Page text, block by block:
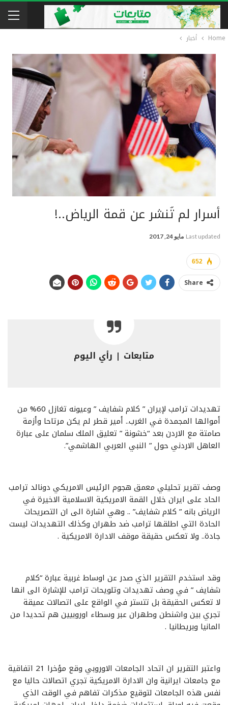
Home أخبار
أسرار لم تُنشر عن قمة الرياض..!
Last updated مايو 24, 2017
652
Share
متابعات | رأي اليوم
تهديدات ترامب لإيران ” كلام شفايف ” وعيونه تغازل 60% من
أموالها المجمدة في الغرب.. أمير قطر لم يكن مرتاحا وأزمة
صامتة مع الاردن بعد “خشونة ” تعليق الملك سلمان على عبارة
العاهل الاردني حول ” النبي العربي الهاشمي”.
وصف تقرير تحليلي معمق هجوم الرئيس الامريكي دونالد ترامب
الحاد على ايران خلال القمة الامريكية الاسلامية الاخيرة في
الرياض بانه ” كلام شفايف” .. وهي اشارة الى ان التصريحات
الحادة التي اطلقها ترامب ضد طهران وكذلك التهديدات ليست
جادة.. ولا تعكس حقيقة موقف الادارة الامريكية .
وقد استخدم التقرير الذي صدر عن اوساط غربية عبارة “كلام
شفايف ” في وصف تهديدات وتلويحات ترامب للإشارة الى انها
لا تعكس الحقيقة بل تتستر في الواقع على اتصالات عميقة
تجري بين واشنطن وطهران عبر وسطاء اوروبيين هم تحديدا من
المانيا وبريطانيا .
واعتبر التقرير ان اتحاد الجامعات الاوروبي وقع مؤخرا 21 اتفاقية
مع جامعات ايرانية وان الادارة الامريكية تجري اتصالات حاليا مع
نفس هذه الجامعات لتوقيع مذكرات تفاهم في الوقت الذي